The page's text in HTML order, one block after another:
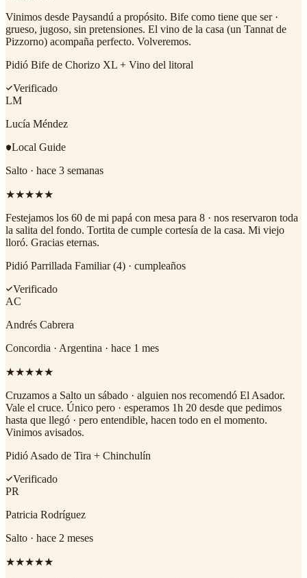
Vinimos desde Paysandú a propósito. Bife como tiene que ser ·
grueso, jugoso, sin pretensiones. El vino de la casa (un Tannat de
Pizzorno) acompaña perfecto. Volveremos.
Pidió Bife de Chorizo XL + Vino del litoral
Verificado
LM
Lucía Méndez
Local Guide
Salto · hace 3 semanas
★★★★★
Festejamos los 60 de mi papá con mesa para 8 · nos reservaron toda
la salita del fondo. Tortita de cumple cortesía de la casa. Mi viejo
lloró. Gracias eternas.
Pidió Parrillada Familiar (4) · cumpleaños
Verificado
AC
Andrés Cabrera
Concordia · Argentina · hace 1 mes
★★★★★
Cruzamos a Salto un sábado · alguien nos recomendó El Asador.
Vale el cruce. Único pero · esperamos 1h 20 desde que pedimos
hasta que llegó · pero entendible, hacen todo en el momento.
Vinimos avisados.
Pidió Asado de Tira + Chinchulín
Verificado
PR
Patricia Rodríguez
Salto · hace 2 meses
★★★★★